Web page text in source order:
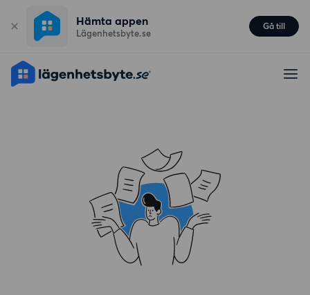
Hämta appen
Lägenhetsbyte.se
Gå till